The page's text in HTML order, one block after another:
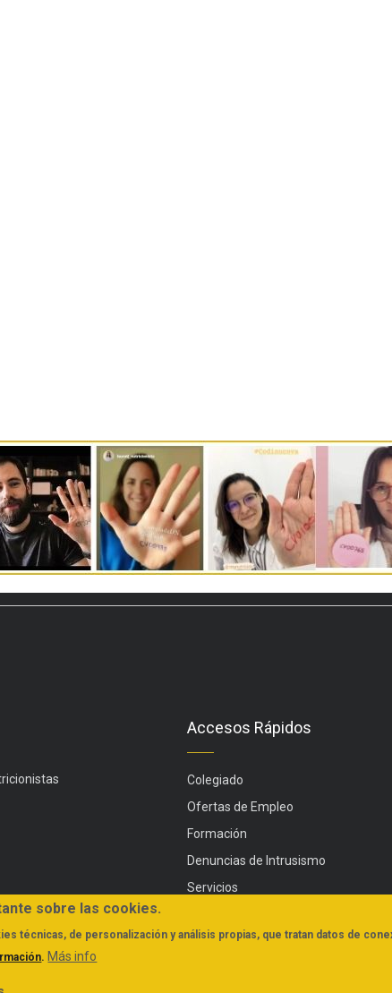
Accesos Rápidos
Colegiado
Ofertas de Empleo
Formación
Denuncias de Intrusismo
Servicios
FAQs
sobre las cookies.
técnicas, de personalización y análisis propias, que tratan datos de
. Más info